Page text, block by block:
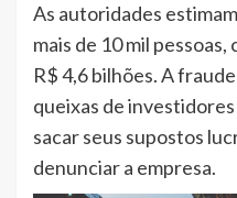
As autoridades
mais de 10 mil
R$ 4,6 bilhões. A
queixas de
sacar seus supostos
denunciar a empresa.